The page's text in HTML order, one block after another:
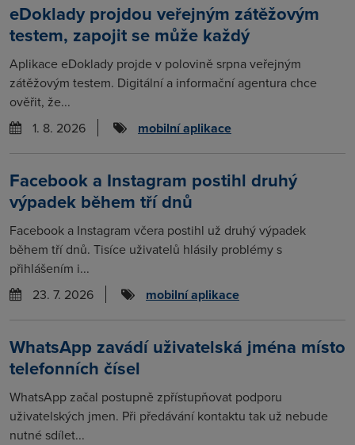
eDoklady projdou veřejným zátěžovým
testem, zapojit se může každý
Aplikace eDoklady projde v polovině srpna veřejným
zátěžovým testem. Digitální a informační agentura chce
ověřit, že...
1. 8. 2026
mobilní aplikace
Facebook a Instagram postihl druhý
výpadek během tří dnů
Facebook a Instagram včera postihl už druhý výpadek
během tří dnů. Tisíce uživatelů hlásily problémy s
přihlášením i...
23. 7. 2026
mobilní aplikace
WhatsApp zavádí uživatelská jména místo
telefonních čísel
WhatsApp začal postupně zpřístupňovat podporu
uživatelských jmen. Při předávání kontaktu tak už nebude
nutné sdílet...